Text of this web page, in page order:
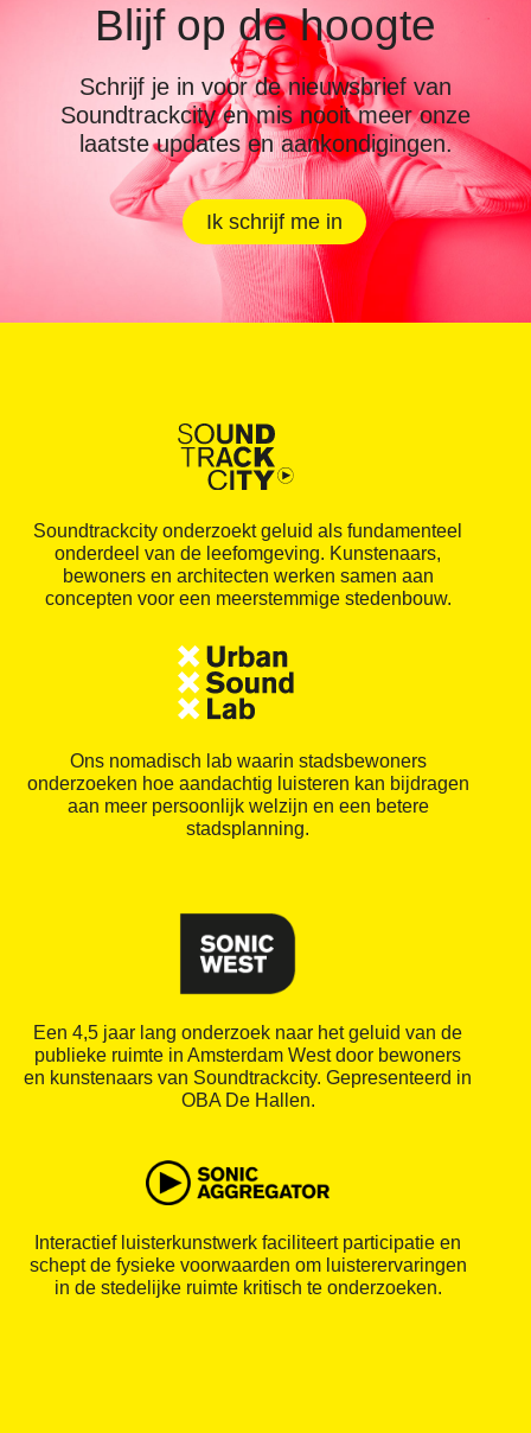
Blijf op de hoogte
Schrijf je in voor de nieuwsbrief van
Soundtrackcity en mis nooit meer onze
laatste updates en aankondigingen.
Ik schrijf me in
Soundtrackcity onderzoekt geluid als fundamenteel
onderdeel van de leefomgeving. Kunstenaars,
bewoners en architecten werken samen aan
concepten voor een meerstemmige stedenbouw.
Ons nomadisch lab waarin stadsbewoners
onderzoeken hoe aandachtig luisteren kan bijdragen
aan meer persoonlijk welzijn en een betere
stadsplanning.
Een 4,5 jaar lang onderzoek naar het geluid van de
publieke ruimte in Amsterdam West door bewoners
en kunstenaars van Soundtrackcity. Gepresenteerd in
OBA De Hallen.
Interactief luisterkunstwerk faciliteert participatie en
schept de fysieke voorwaarden om luisterervaringen
in de stedelijke ruimte kritisch te onderzoeken.